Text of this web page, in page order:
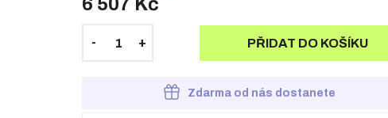
6 507 Kč
PŘIDAT DO KOŠÍKU
Zdarma od nás dostanete